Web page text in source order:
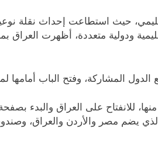
حيث استطاعت إحداث نقلة
ودولية متعددة، أظهرت العراق
المشاركة، وفتح الباب أمامها
للانفتاح على العراق والبدء